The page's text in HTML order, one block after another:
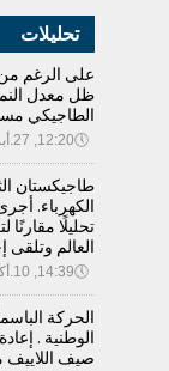
تحليلات
على الرغم من
ظل معدل
الطاجيكي
🕔12:20, 27.أبريل 2020
طاجيكستان
الكهرباء.
تحليلًا
العالم وتلقى
🕔14:39, 10.أكتوبر 2019
الحركة
الوطنية .
صيف